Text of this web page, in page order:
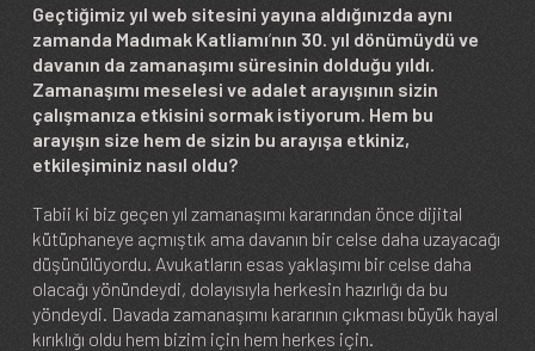
Geçtiğimiz yıl web sitesini yayına aldığınızda aynı
zamanda Madımak Katliamı’nın 30. yıl dönümüydü ve
davanın da zamanaşımı süresinin dolduğu yıldı.
Zamanaşımı meselesi ve adalet arayışının sizin
çalışmanıza etkisini sormak istiyorum. Hem bu
arayışın size hem de sizin bu arayışa etkiniz,
etkileşiminiz nasıl oldu?
Tabii ki biz geçen yıl zamanaşımı kararından önce dijital
kütüphaneye açmıştık ama davanın bir celse daha uzayacağı
düşünülüyordu. Avukatların esas yaklaşımı bir celse daha
olacağı yönündeydi, dolayısıyla herkesin hazırlığı da bu
yöndeydi. Davada zamanaşımı kararının çıkması büyük hayal
kırıklığı oldu hem bizim için hem herkes için.